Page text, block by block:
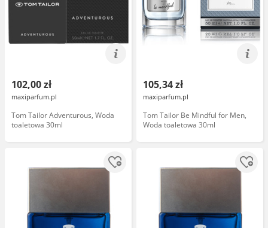
102,00 zł
maxiparfum.pl
Tom Tailor Adventurous, Woda
toaletowa 30ml
105,34 zł
maxiparfum.pl
Tom Tailor Be Mindful for Men,
Woda toaletowa 30ml